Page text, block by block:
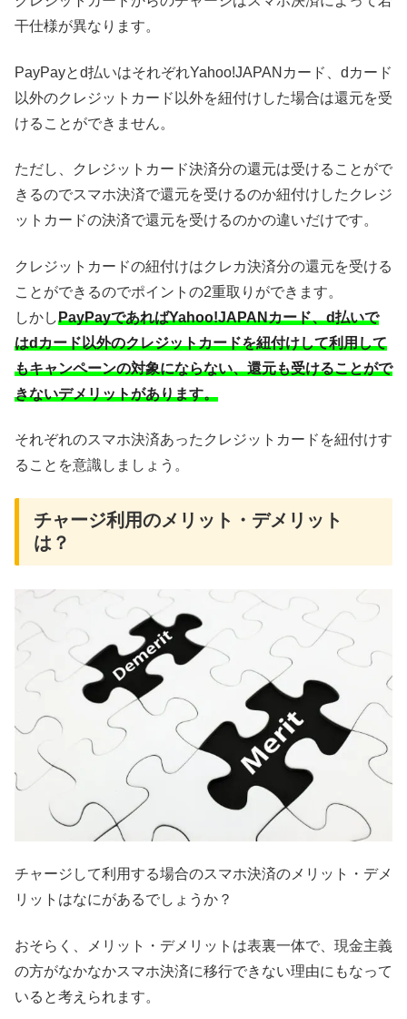
干仕様が異なります。
PayPayとd払いはそれぞれYahoo!JAPANカード、dカード
以外のクレジットカード以外を紐付けした場合は還元を受
けることができません。
ただし、クレジットカード決済分の還元は受けることがで
きるのでスマホ決済で還元を受けるのか紐付けしたクレジ
ットカードの決済で還元を受けるのかの違いだけです。
クレジットカードの紐付けはクレカ決済分の還元を受ける
ことができるのでポイントの2重取りができます。
しかしPayPayであればYahoo!JAPANカード、d払いで
はdカード以外のクレジットカードを紐付けして利用して
もキャンペーンの対象にならない、還元も受けることがで
きないデメリットがあります。
それぞれのスマホ決済あったクレジットカードを紐付けす
ることを意識しましょう。
チャージ利用のメリット・デメリット
は？
チャージして利用する場合のスマホ決済のメリット・デメ
リットはなにがあるでしょうか？
おそらく、メリット・デメリットは表裏一体で、現金主義
の方がなかなかスマホ決済に移行できない理由にもなって
いると考えられます。